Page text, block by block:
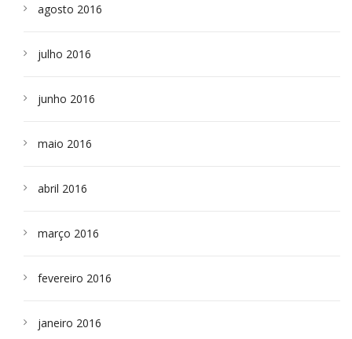
agosto 2016
julho 2016
junho 2016
maio 2016
abril 2016
março 2016
fevereiro 2016
janeiro 2016